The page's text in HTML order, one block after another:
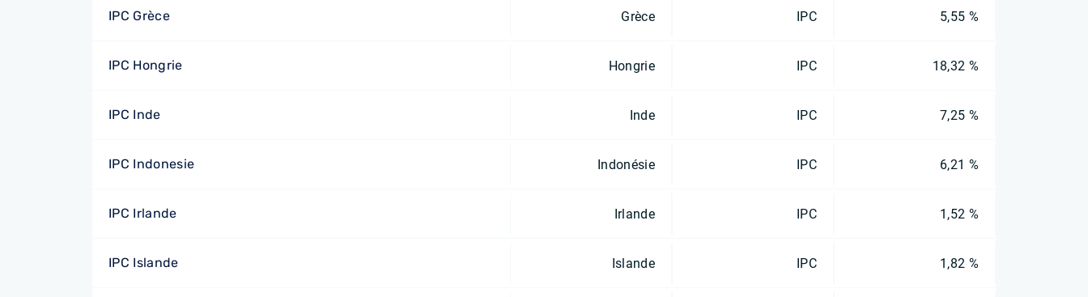
IPC Grèce Grèce IPC 5,55 %
IPC Hongrie Hongrie IPC 18,32 %
IPC Inde Inde IPC 7,25 %
IPC Indonesie Indonésie IPC 6,21 %
IPC Irlande Irlande IPC 1,52 %
IPC Islande Islande IPC 1,82 %